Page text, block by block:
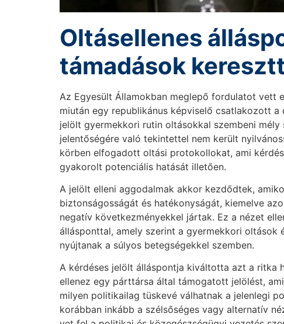
Oltásellenes
támadások
Az Egyesült Államokban meglepő fordulatot vett
miután egy republikánus képviselő csatlakozott
jelölt gyermekkori rutin oltásokkal szembeni
jelentőségére való tekintettel nem került
körben elfogadott oltási protokollokat, ami
gyakorolt potenciális hatását illetően.
A jelölt elleni aggodalmak akkor kezdődtek,
biztonságosságát és hatékonyságát, kiemelve
negatív következményekkel jártak. Ez a nézet
állásponttal, amely szerint a gyermekkori
nyújtanak a súlyos betegségekkel szemben.
A kérdéses jelölt álláspontja kiváltotta azt a ritka
ellenez egy párttársa által támogatott jelölést,
milyen politikailag tüskevé válhatnak a jelenlegi
korábban inkább a szélsőséges vagy alternatív